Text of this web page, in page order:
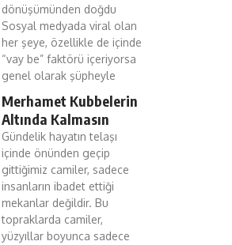
dönüşümünden doğdu
Sosyal medyada viral olan
her şeye, özellikle de içinde
“vay be” faktörü içeriyorsa
genel olarak şüpheyle
Merhamet Kubbelerin
Altında Kalmasın
Gündelik hayatın telaşı
içinde önünden geçip
gittiğimiz camiler, sadece
insanların ibadet ettiği
mekanlar değildir. Bu
topraklarda camiler,
yüzyıllar boyunca sadece